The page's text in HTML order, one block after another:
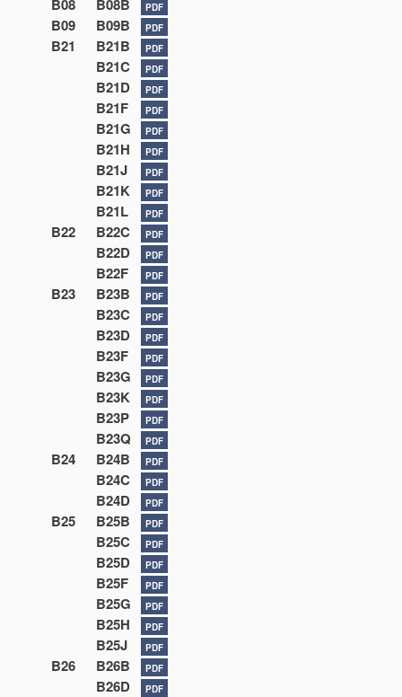
B08 B08B PDF
B09 B09B PDF
B21 B21B PDF
B21C PDF
B21D PDF
B21F PDF
B21G PDF
B21H PDF
B21J PDF
B21K PDF
B21L PDF
B22 B22C PDF
B22D PDF
B22F PDF
B23 B23B PDF
B23C PDF
B23D PDF
B23F PDF
B23G PDF
B23K PDF
B23P PDF
B23Q PDF
B24 B24B PDF
B24C PDF
B24D PDF
B25 B25B PDF
B25C PDF
B25D PDF
B25F PDF
B25G PDF
B25H PDF
B25J PDF
B26 B26B PDF
B26D PDF